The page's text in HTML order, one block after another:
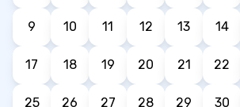
9 10 11 12 13 14
17 18 19 20 21 22
25 26 27 28 29 30